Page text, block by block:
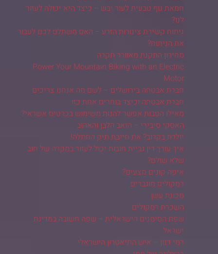
חמאת גוף טבעית לעור יבש – כיצד היא יכולה לעזור
לנו?
ניתוח קשירת צינורות הזרע – האם משתלם לכם לעבור
את הניתוח?
מחירון התקנת מאוורר תקרה
Power Your Mountain Biking with an Electric
Motor
חברת אבטחה בירושלים – לשם מה אנחנו צריכים
חברת אבטחה וכיצד בוחרים אחת כזו
מאילו הטבות אפשר להנות משימוש בכרטיס אשראי?
האסקי סיבירי – הזאב הלבן והאהוב
יולדת בקרוב? את חייבת תיק החתלה!
איך עורך דין גביית חובות יכול לעזור במקרה של חוב
שלא שולם?
איפה קונים מצעים?
רמקולים מוגברים
מכונת עשן
השכרת רמקולים
שפת הסימנים הישראלית – שפה חשובה במדינת
ישראל
רמי דנון – איש התיאטרון הישראלי